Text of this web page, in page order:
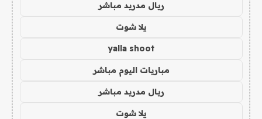
ريال مدريد مباشر
يلا شوت
yalla shoot
مباريات اليوم مباشر
ريال مدريد مباشر
يلا شوت